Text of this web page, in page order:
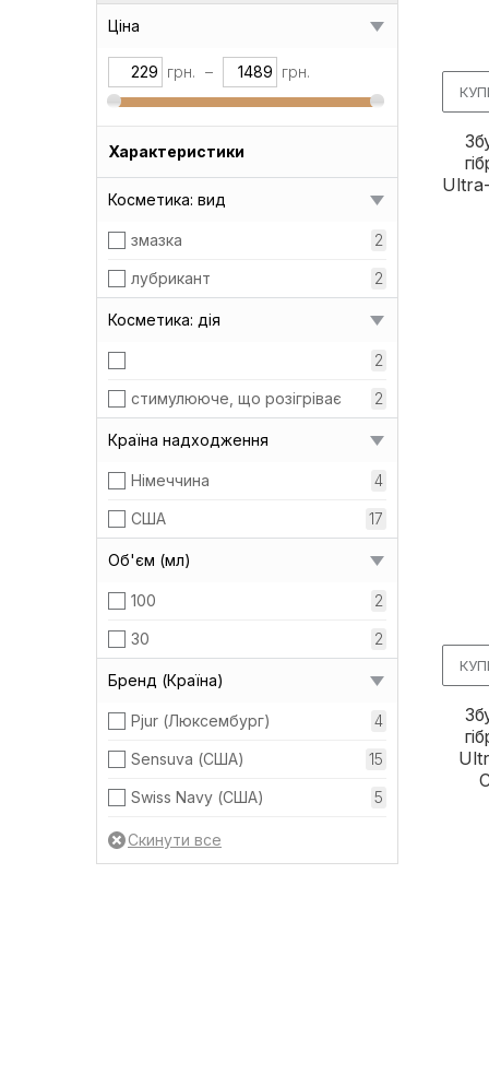
Ціна
грн. – грн.
Характеристики
Косметика: вид
змазка 2
лубрикант 2
Косметика: дія
2
стимулююче, що розігріває 2
Країна надходження
Німеччина 4
США 17
Об'єм (мл)
100 2
30 2
Бренд (Країна)
Pjur (Люксембург) 4
Sensuva (США) 15
Swiss Navy (США) 5